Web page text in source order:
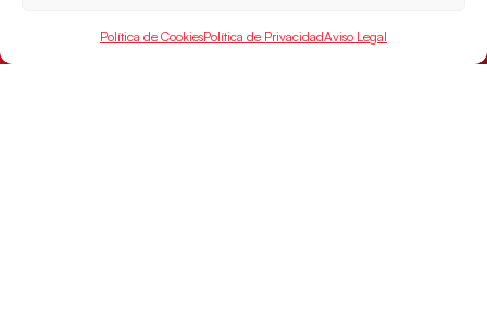
Política de CookiesPolítica de PrivacidadAviso Legal